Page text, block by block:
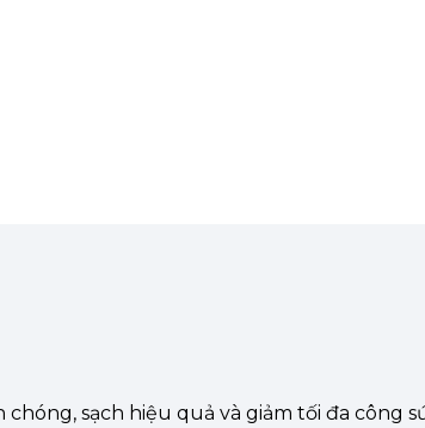
sạch hiệu quả và giảm tối đa công